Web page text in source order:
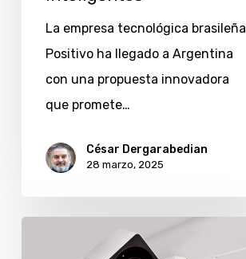
La empresa tecnológica brasileña
Positivo ha llegado a Argentina
con una propuesta innovadora
que promete…
César Dergarabedian
28 marzo, 2025